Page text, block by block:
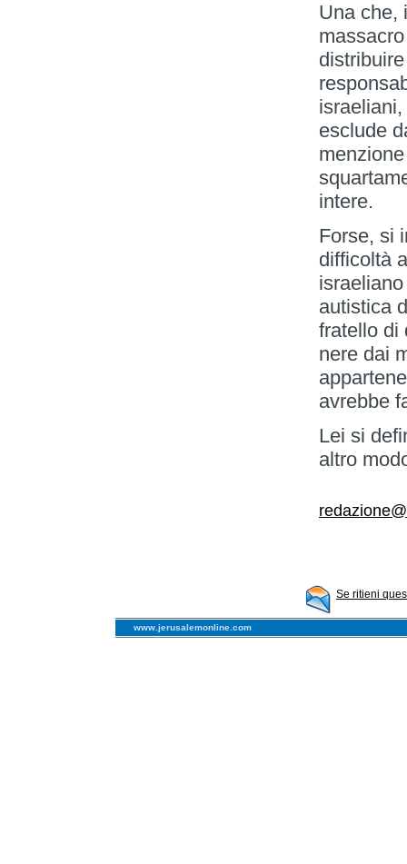
Una che,
esclude
intere.
Forse, si
difficoltà
autistica
fratello di
nere dai
avrebbe
Lei si
altro
Se ritieni
www.jerusalemonline.com